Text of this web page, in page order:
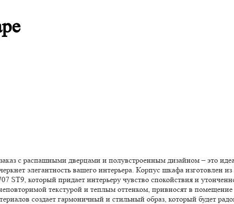
с распашными дверцами и полувстроенным дизайном – это
элегантность вашего интерьера. Корпус шкафа изготовлен
который придает интерьеру чувство спокойствия и
текстурой и теплым оттенком, привносят в
создает гармоничный и стильный образ, который будет